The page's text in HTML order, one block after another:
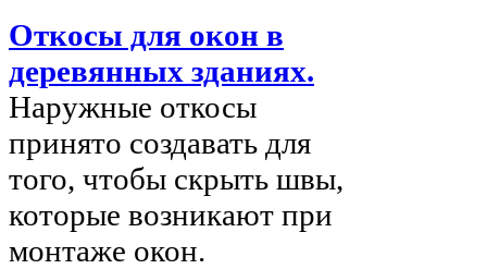
Откосы для окон в
деревянных зданиях.
Наружные откосы
принято создавать для
того, чтобы скрыть швы,
которые возникают при
монтаже окон.